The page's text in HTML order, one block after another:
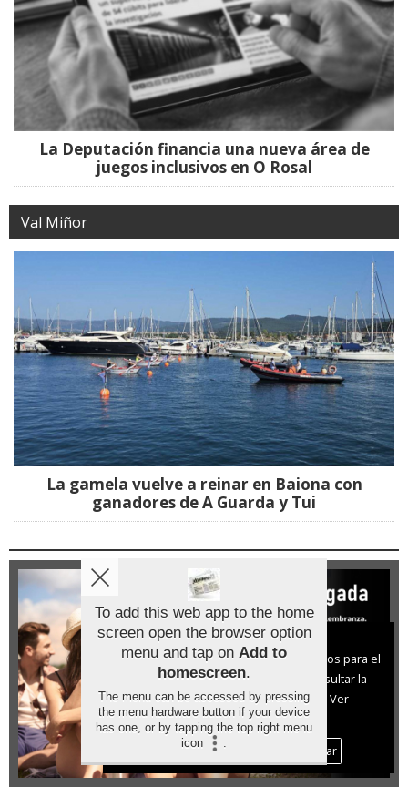
La Deputación financia una nueva área de
juegos inclusivos en O Rosal
Val Miñor
La gamela vuelve a reinar en Baiona con
ganadores de A Guarda y Tui
Aviso sobre el Uso de cookies:
Utilizamos cookies nuestras y de terceros para el
funcionamiento del digital. Puedes consultar la
lista de cookies y como desconectarlas.
Ver
nuestra Política de Privacidad y Cookies
Aceptar Cookies
Personalizar
To add this web app to the home
screen open the browser option
menu and tap on Add to
homescreen.
The menu can be accessed by pressing
the menu hardware button if your device
has one, or by tapping the top right menu
icon
.